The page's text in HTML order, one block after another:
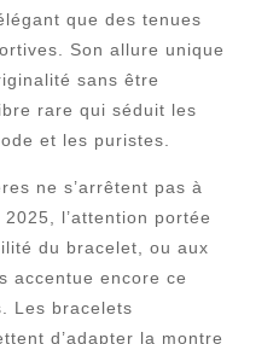
que des tenues
Son allure unique
sans être
rare qui séduit les
et les puristes.
ne s’arrêtent pas à
l’attention portée
du bracelet, ou aux
accentue encore ce
Les bracelets
d’adapter la montre